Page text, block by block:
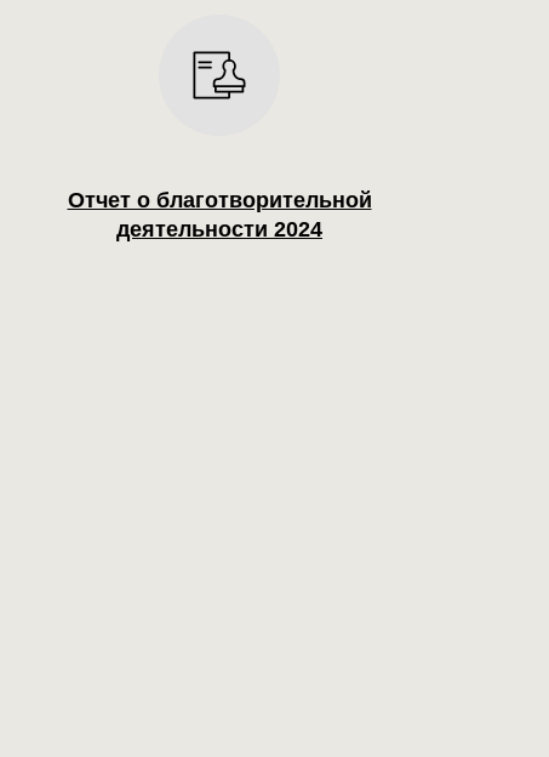
Отчет о благотворительной
деятельности 2024